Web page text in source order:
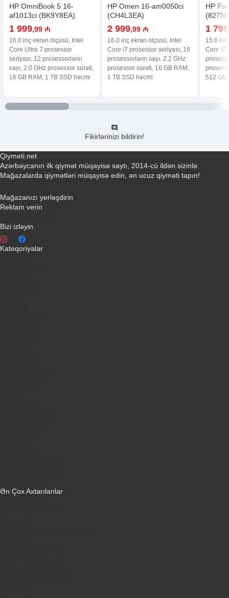
HP OmniBook 5 16-
af1013ci (BK9Y8EA)
1 999,99 ₼
16.0 inç ekran ölçüsü, Intel
Core Ultra 7 prosessor
seriyası, 12 prosessorların
sayı, 2.0 GHz prosessor sürəti,
16 GB RAM, 1 TB SSD həcmi
HP Omen 16-am0050ci
(CH4L3EA)
2 999,99 ₼
16.0 inç ekran ölçüsü, Intel
Core i7 prosessor seriyası, 16
prosessorların sayı, 2.2 GHz
prosessor sürəti, 16 GB RAM,
1 TB SSD həcmi
HP
1 799
15.6
Core i7
512 GB
Fikirlərinizi bildirin!
Qiymeti.net
Azərbaycanın ilk qiymət müqayisə saytı, 2014-cü ildən sizinlə.
Mağazalarda qiymətləri müqayisə edin, ən ucuz qiyməti tapın!
Mağazanızı yerləşdirin
Reklam verin
Bizi izləyin
Kateqoriyalar
Ən Çox Axtarılanlar